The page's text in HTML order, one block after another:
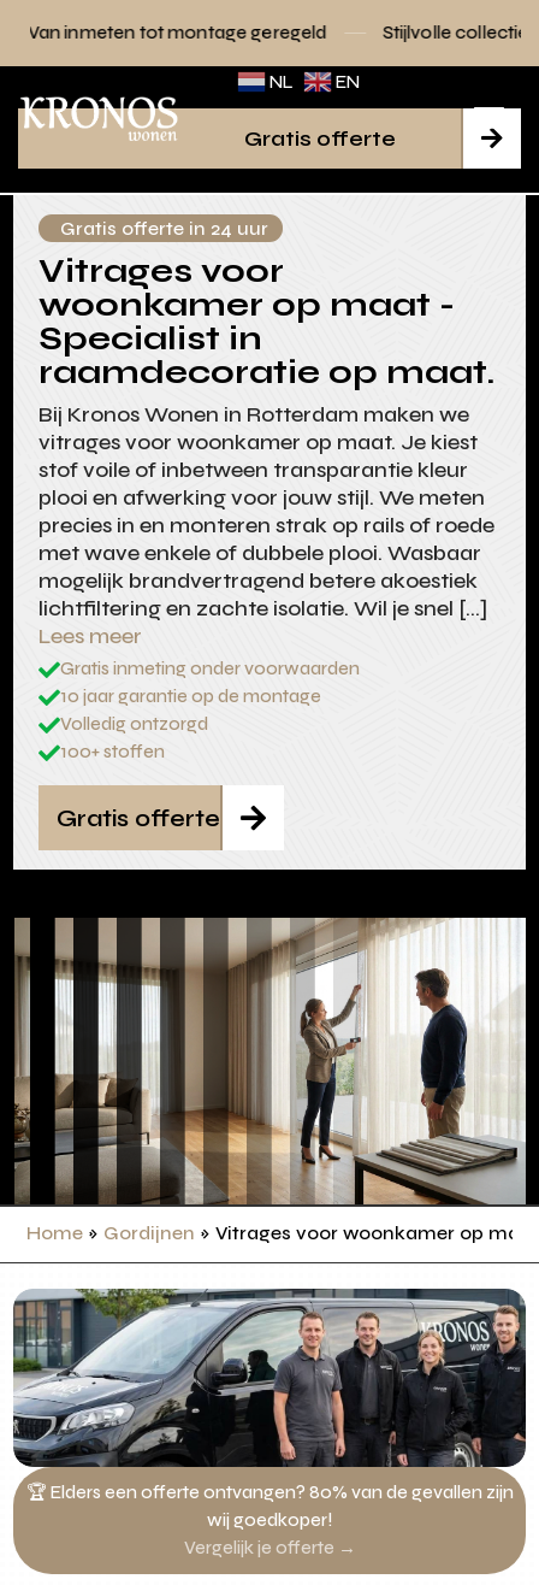
montage geregeld Stijlvolle collecties voor elk
NL EN

Gratis offerte
Gratis offerte in 24 uur
Vitrages voor
woonkamer op maat -
Specialist in
raamdecoratie op maat.
Bij Kronos Wonen in Rotterdam maken we
vitrages voor woonkamer op maat. Je kiest
stof voile of inbetween transparantie kleur
plooi en afwerking voor jouw stijl. We meten
precies in en monteren strak op rails of roede
met wave enkele of dubbele plooi. Wasbaar
mogelijk brandvertragend betere akoestiek
lichtfiltering en zachte isolatie. Wil je snel […]
Lees meer
Gratis inmeting onder voorwaarden
10 jaar garantie op de montage
Volledig ontzorgd
100+ stoffen

Gratis offerte
Home » Gordijnen »Vitrages voor woonkamer op maat
🏆 Elders een offerte ontvangen? 80% van de gevallen zijn
wij goedkoper!
Vergelijk je offerte →